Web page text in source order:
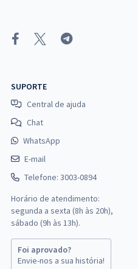
SUPORTE
Central de ajuda
Chat
WhatsApp
E-mail
Telefone: 3003-0894
Horário de atendimento:
segunda a sexta (8h às 20h),
sábado (9h às 13h).
Foi aprovado?
Envie-nos a sua história!